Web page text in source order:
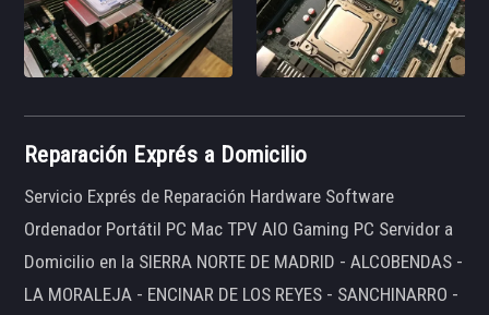
Reparación Exprés a Domicilio
Servicio Exprés de Reparación Hardware Software
Ordenador Portátil PC Mac TPV AIO Gaming PC Servidor a
Domicilio en la SIERRA NORTE DE MADRID - ALCOBENDAS -
LA MORALEJA - ENCINAR DE LOS REYES - SANCHINARRO -